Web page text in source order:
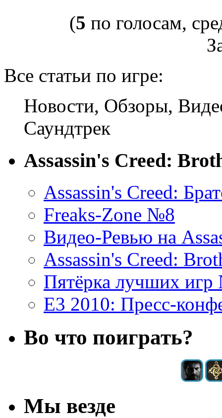
(5 по голосам,
Все статьи по игре:
Новости, Обзоры,
Саундтрек
Assassin's Creed:
Assassin's Creed:
Freaks-Zone №8
Видео-Ревью на
Assassin's Creed:
Пятёрка лучших
E3 2010: Пресс-
Во что поиграть?
Мы везде